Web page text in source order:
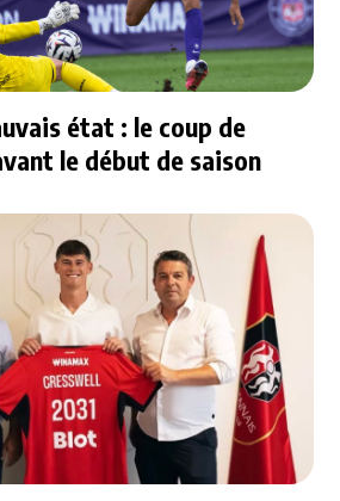
état : le coup de
le début de saison